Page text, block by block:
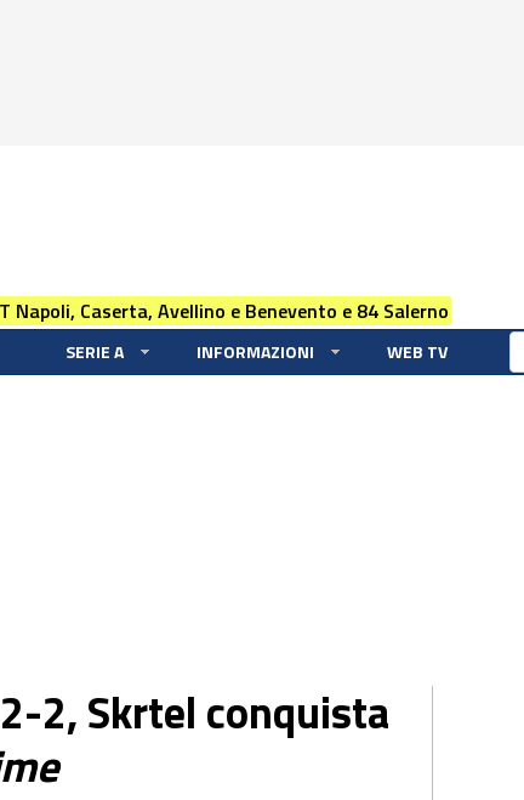
Napoli, Caserta, Avellino e Benevento e 84 Salerno
SERIE A INFORMAZIONI WEB TV
2, Skrtel conquista